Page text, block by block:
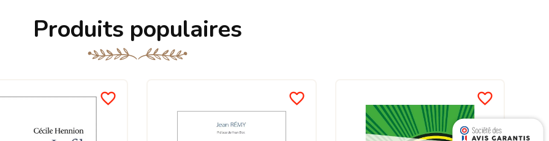
Produits populaires
favorite_border favorite_border favorite_border